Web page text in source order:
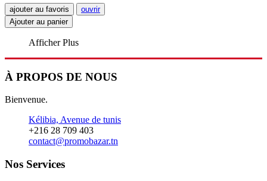
ajouter au favoris
ouvrir
Ajouter au panier
Afficher Plus
À PROPOS DE NOUS
Bienvenue.
Kélibia, Avenue de tunis
+216 28 709 403
contact@promobazar.tn
Nos Services